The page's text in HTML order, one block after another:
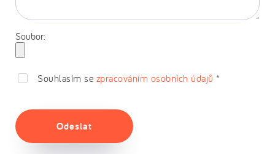
Soubor:
Souhlasím se zpracováním osobních údajů *
Odeslat